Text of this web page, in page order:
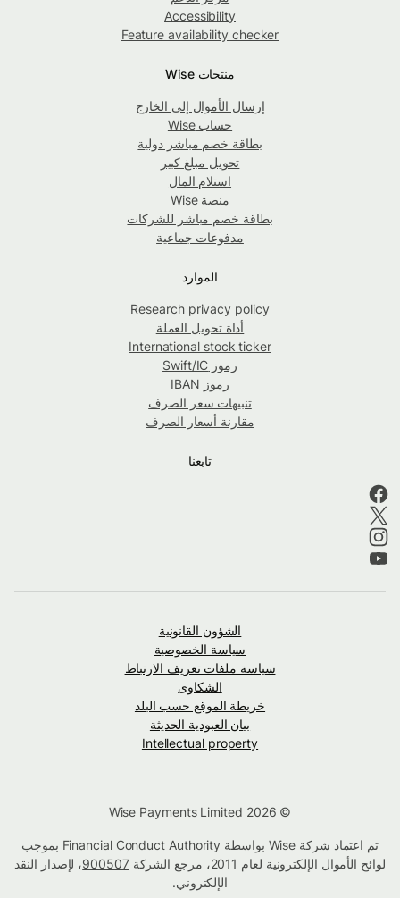
Accessibility
Feature availability checker
منتجات Wise
إرسال الأموال إلى الخارج
حساب Wise
بطاقة خصم مباشر دولية
تحويل مبلغ كبير
استلام المال
منصة Wise
بطاقة خصم مباشر للشركات
مدفوعات جماعية
الموارد
Research privacy policy
أداة تحويل العملة
International stock ticker
رموز Swift/IC
رموز IBAN
تنبيهات سعر الصرف
مقارنة أسعار الصرف
تابعنا
الشؤون القانونية
سياسة الخصوصية
سياسة ملفات تعريف الارتباط
الشكاوى
خريطة الموقع حسب البلد
بيان العبودية الحديثة
Intellectual property
تم اعتماد شركة Wise بواسطة Financial Conduct Authority بموجب
لوائح الأموال الإلكترونية لعام 2011، مرجع الشركة
900507، لإصدار النقد
الإلكتروني.